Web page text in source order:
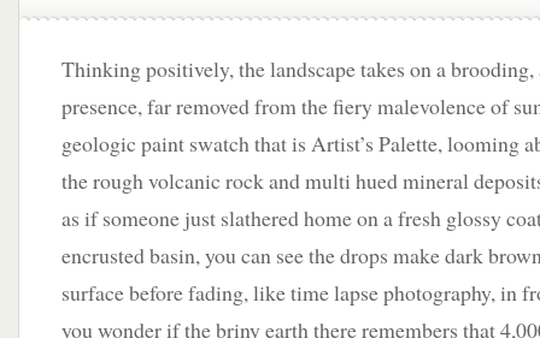
Thinking positively, the landscape takes on a
presence, far removed from the fiery malevolence of
geologic paint swatch that is Artist’s Palette, looming
the rough volcanic rock and multi hued mineral
as if someone just slathered home on a fresh glossy
encrusted basin, you can see the drops make dark
surface before fading, like time lapse photography, in
you wonder if the briny earth there remembers that